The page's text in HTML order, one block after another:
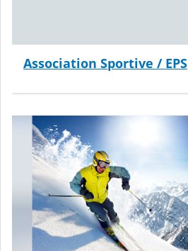
Association Sportive / EPS